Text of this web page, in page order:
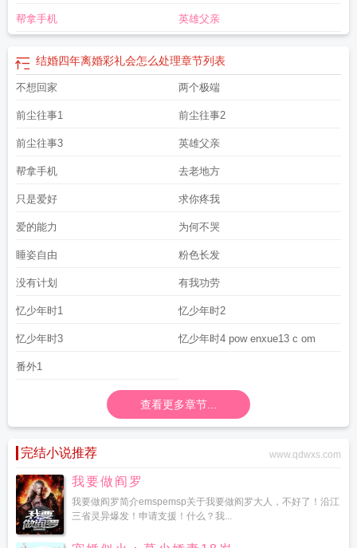
爱了结婚第四年by昔崖 结婚四年多离婚财产怎么分
婚第四年江斯年结婚两年什么婚婚姻第4年一年之鲜我以为陈遂终于懂得了浪
家过年吗 结婚第四年我发现一点也不爱丈夫了 结婚4年叫什么
出离婚要退彩礼吗
结婚第四年我突然改口后续完整版
年离婚彩礼会怎么处理
中国结婚第四年是什么婚 结婚四年什么婚姻
年结婚第四年我突然改口 结婚第四年叫什么婚结婚四年离婚彩礼能要回来
吗结婚第四年by昔涯 结婚第四年昔崖免费阅读最新章节
婚结婚第4年 结婚第四年我发现一点也不爱丈夫
礼物结婚第四年我决定离婚了完结版 结婚四年了没孩子怎么回事
帮拿手机 英雄父亲
结婚四年离婚彩礼会怎么处理章节列表
不想回家 两个极端
前尘往事1 前尘往事2
前尘往事3 英雄父亲
帮拿手机 去老地方
只是爱好 求你疼我
爱的能力 为何不哭
睡姿自由 粉色长发
没有计划 有我功劳
忆少年时1 忆少年时2
忆少年时3 忆少年时4 pow enxue13 c om
番外1
查看更多章节...
完结小说推荐 www.qdwxs.com
我要做阎罗
我要做阎罗简介emspemsp关于我要做阎罗大人，不好了！沿江
三省灵异爆发！申请支援！什么？我...